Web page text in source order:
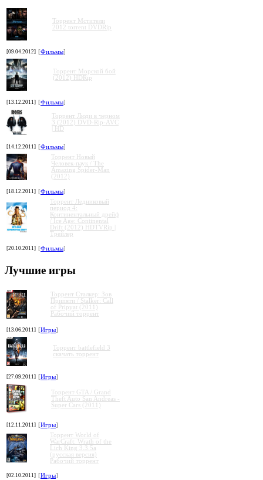
Торрент Мстители
2012 torrent DVDRip
[09.04.2012] [Фильмы]
Торрент Морской бой
(2012) HDRip
[13.12.2011] [Фильмы]
Торрент Люди в черном
3 (2012) DVD-Rip-AVC
| HD
[14.12.2011] [Фильмы]
Торрент Новый
Человек-паук / The
Amazing Spider-Man
(2012)
[18.12.2011] [Фильмы]
Торрент Ледниковый
период 4:
Континентальный дрейф
/ Ice Age: Continental
Drift (2012) HDTVRip |
Трейлер
[20.10.2011] [Фильмы]
Лучшие игры
Торрент Сталкер: Зов
Припяти / Stalker: Call
of Pripyat (2011)
Рабочий торрент
[13.06.2011] [Игры]
Торрент battlefield 3
скачать торрент
[27.09.2011] [Игры]
Торрент GTA / Grand
Theft Auto San Andreas -
Super Cars (2011)
[12.11.2011] [Игры]
Торрент World of
WarCraft: Wrath of the
Lich King 3.3.5a
(русская версия)
Рабочий торрент
[02.10.2011] [Игры]